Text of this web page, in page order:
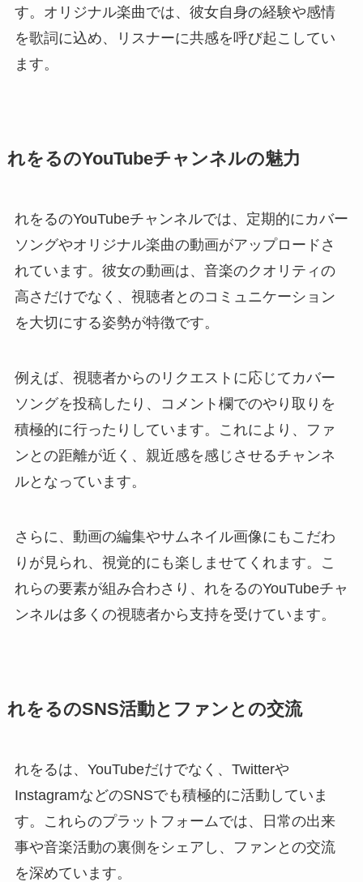
す。オリジナル楽曲では、彼女自身の経験や感情
を歌詞に込め、リスナーに共感を呼び起こしてい
ます。
れをるのYouTubeチャンネルの魅力
れをるのYouTubeチャンネルでは、定期的にカバー
ソングやオリジナル楽曲の動画がアップロードさ
れています。彼女の動画は、音楽のクオリティの
高さだけでなく、視聴者とのコミュニケーション
を大切にする姿勢が特徴です。
例えば、視聴者からのリクエストに応じてカバー
ソングを投稿したり、コメント欄でのやり取りを
積極的に行ったりしています。これにより、ファ
ンとの距離が近く、親近感を感じさせるチャンネ
ルとなっています。
さらに、動画の編集やサムネイル画像にもこだわ
りが見られ、視覚的にも楽しませてくれます。こ
れらの要素が組み合わさり、れをるのYouTubeチャ
ンネルは多くの視聴者から支持を受けています。
れをるのSNS活動とファンとの交流
れをるは、YouTubeだけでなく、Twitterや
InstagramなどのSNSでも積極的に活動していま
す。これらのプラットフォームでは、日常の出来
事や音楽活動の裏側をシェアし、ファンとの交流
を深めています。